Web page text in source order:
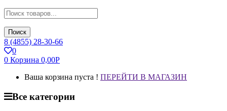
Поиск
8 (4855) 28-30-66
0
0 Корзина 0,00Р
Ваша корзина пуста ! ПЕРЕЙТИ В МАГАЗИН
Все категории